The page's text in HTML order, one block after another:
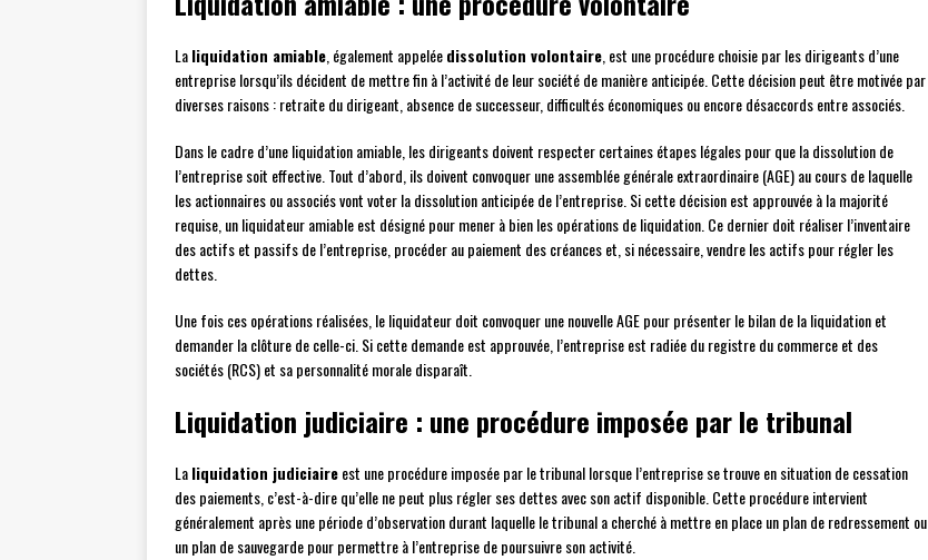
Laliquidation amiable , également appeléedissolution volontaire , est une procédure choisie par les dirigeants d’une
entreprise lorsqu’ils décident de mettre fin à l’activité de leur société de manière anticipée. Cette décision peut être motivée par
diverses raisons : retraite du dirigeant, absence de successeur, difficultés économiques ou encore désaccords entre associés.
Dans le cadre d’une liquidation amiable, les dirigeants doivent respecter certaines étapes légales pour que la dissolution de
l’entreprise soit effective. Tout d’abord, ils doivent convoquer une assemblée générale extraordinaire (AGE) au cours de laquelle
les actionnaires ou associés vont voter la dissolution anticipée de l’entreprise. Si cette décision est approuvée à la majorité
requise, un liquidateur amiable est désigné pour mener à bien les opérations de liquidation. Ce dernier doit réaliser l’inventaire
des actifs et passifs de l’entreprise, procéder au paiement des créances et, si nécessaire, vendre les actifs pour régler les
dettes.
Une fois ces opérations réalisées, le liquidateur doit convoquer une nouvelle AGE pour présenter le bilan de la liquidation et
demander la clôture de celle-ci. Si cette demande est approuvée, l’entreprise est radiée du registre du commerce et des
sociétés (RCS) et sa personnalité morale disparaît.
Liquidation judiciaire : une procédure imposée par le tribunal
Laliquidation judiciaireest une procédure imposée par le tribunal lorsque l’entreprise se trouve en situation de cessation
des paiements, c’est-à-dire qu’elle ne peut plus régler ses dettes avec son actif disponible. Cette procédure intervient
généralement après une période d’observation durant laquelle le tribunal a cherché à mettre en place un plan de redressement ou
un plan de sauvegarde pour permettre à l’entreprise de poursuivre son activité.